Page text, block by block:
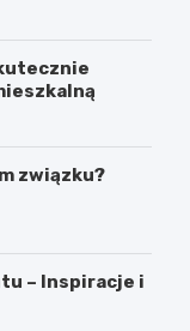
związku?
– Inspiracje i